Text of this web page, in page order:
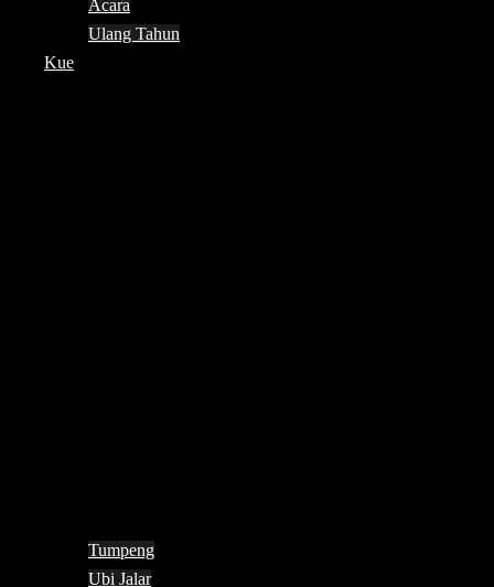
Acara
Ulang Tahun
Kue
Tumpeng
Ubi Jalar